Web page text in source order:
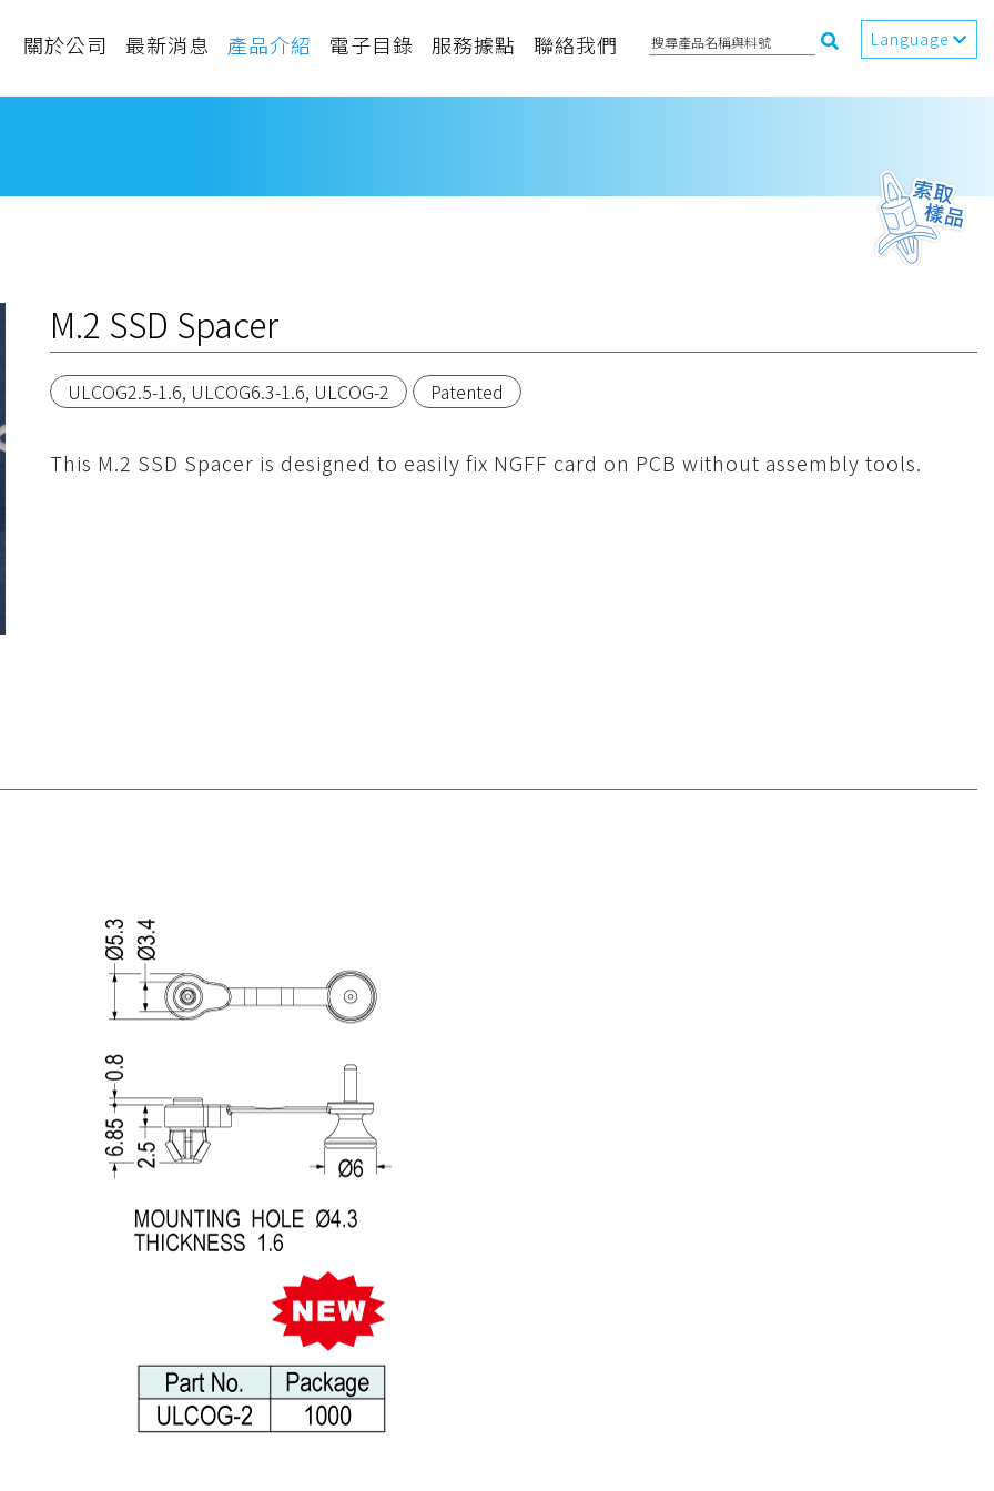
關於公司 最新消息 產品介紹 電子目錄 服務據點 聯絡我們 Language
M.2 SSD Spacer
ULCOG2.5-1.6, ULCOG6.3-1.6, ULCOG-2 Patented
This M.2 SSD Spacer is designed to easily fix NGFF card on PCB without assembly tools.